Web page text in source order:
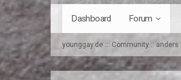
Dashboard Forum
younggay.de ::: Community ::